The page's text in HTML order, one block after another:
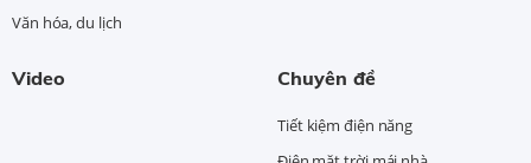
Văn hóa, du lịch
Video Chuyên đề
Tiết kiệm điện năng